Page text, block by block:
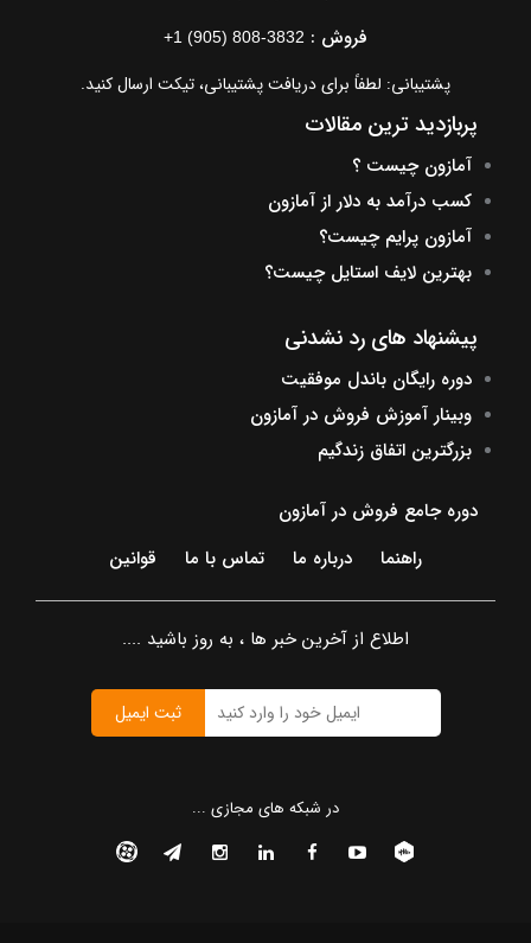
فروش : +1 (905) 808-3832
پشتیبانی: لطفاً برای دریافت پشتیبانی، تیکت ارسال کنید.
پربازدید ترین مقالات
آمازون چیست ؟
کسب درآمد به دلار از آمازون
آمازون پرایم چیست؟
بهترین لایف استایل چیست؟
پیشنهاد های رد نشدنی
دوره رایگان باندل موفقیت
وبینار آموزش فروش در آمازون
بزرگترین اتفاق زندگیم
دوره جامع فروش در آمازون
راهنما
درباره ما تماس با ما قوانین
اطلاع از آخرین خبر ها ، به روز باشید ....
ثبت ایمیل
در شبکه های مجازی ...